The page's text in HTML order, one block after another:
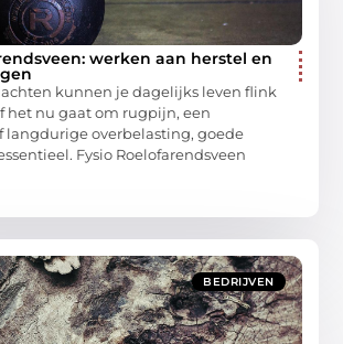
werken aan herstel en
kunnen je dagelijks leven flink
het nu gaat om rugpijn, een
langdurige overbelasting, goede
Fysio Roelofarendsveen
BEDRIJVEN